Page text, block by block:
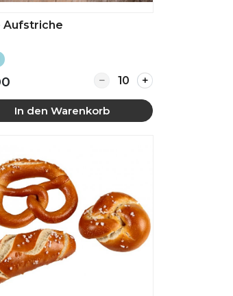
Brotkorb mit homemade
Mehr anzeigen
Aufstriche
Quantity for Süße
In den Warenkorb